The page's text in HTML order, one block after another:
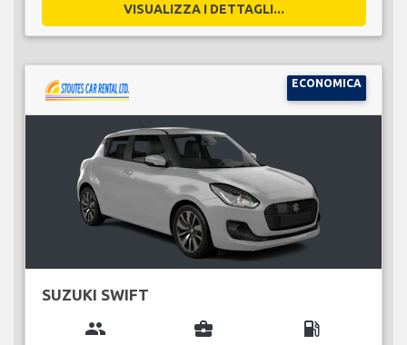
VISUALIZZA I DETTAGLI...
ECONOMICA
SUZUKI SWIFT
group business_center local_gas_station